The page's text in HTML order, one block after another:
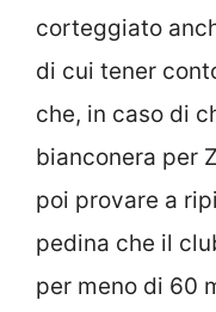
corteggiato
di cui tener
che, in caso di
bianconera per
poi provare a
pedina che il
per meno di 60